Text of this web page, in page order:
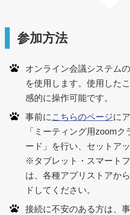
参加方法
オンライン会議システム
を使用します。使用した
感的に操作可能です。
事前にこちらのページに
「ミーティング用zoom
ード」を行い、セットア
※タブレット・スマート
は、各種アプリストアか
ドしてください。
接続に不安のある方は、